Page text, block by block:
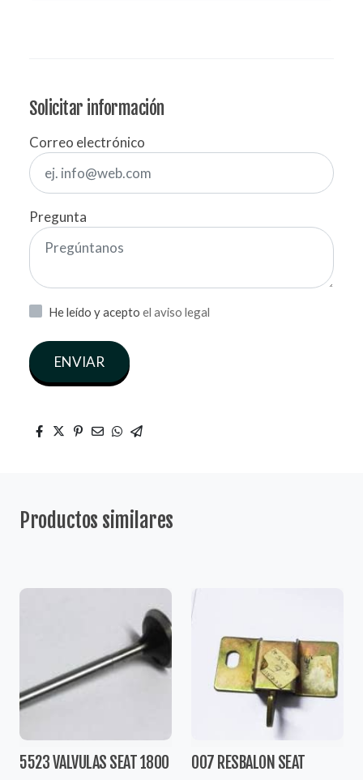
Solicitar información
Correo electrónico
Pregunta
He leído y acepto el aviso legal
ENVIAR
Productos similares
5523 VALVULAS SEAT 1800 007 RESBALON SEAT